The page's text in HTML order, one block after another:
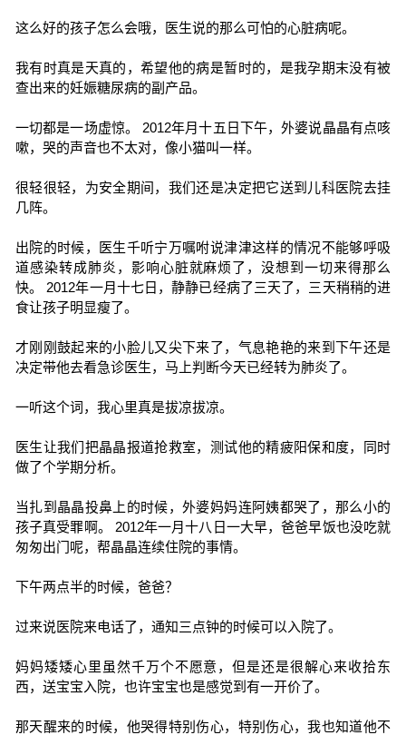
这么好的孩子怎么会哦，医生说的那么可怕的心脏病呢。
我有时真是天真的，希望他的病是暂时的，是我孕期末没有被
查出来的妊娠糖尿病的副产品。
一切都是一场虚惊。 2012年月十五日下午，外婆说晶晶有点咳
嗽，哭的声音也不太对，像小猫叫一样。
很轻很轻，为安全期间，我们还是决定把它送到儿科医院去挂
几阵。
出院的时候，医生千听宁万嘱咐说津津这样的情况不能够呼吸
道感染转成肺炎，影响心脏就麻烦了，没想到一切来得那么
快。 2012年一月十七日，静静已经病了三天了，三天稍稍的进
食让孩子明显瘦了。
才刚刚鼓起来的小脸儿又尖下来了，气息艳艳的来到下午还是
决定带他去看急诊医生，马上判断今天已经转为肺炎了。
一听这个词，我心里真是拔凉拔凉。
医生让我们把晶晶报道抢救室，测试他的精疲阳保和度，同时
做了个学期分析。
当扎到晶晶投鼻上的时候，外婆妈妈连阿姨都哭了，那么小的
孩子真受罪啊。 2012年一月十八日一大早，爸爸早饭也没吃就
匆匆出门呢，帮晶晶连续住院的事情。
下午两点半的时候，爸爸？
过来说医院来电话了，通知三点钟的时候可以入院了。
妈妈矮矮心里虽然千万个不愿意，但是还是很解心来收拾东
西，送宝宝入院，也许宝宝也是感觉到有一开价了。
那天醒来的时候，他哭得特别伤心，特别伤心，我也知道他不